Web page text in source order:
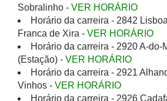
Sobralinho - VER HORÁRIO
Horário da carreira - 2842
Franca de Xira - VER HORÁRIO
Horário da carreira - 2920 A-do-
(Estação) - VER HORÁRIO
Horário da carreira - 2921
Vinhos - VER HORÁRIO
Horário da carreira - 2926